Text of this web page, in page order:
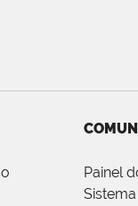
Painel